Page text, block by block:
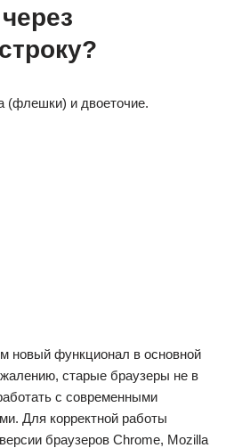
(флешки) и двоеточие.
новый функционал в основной
старые браузеры не в
с современными
Для корректной работы
браузеров Chrome, Mozilla